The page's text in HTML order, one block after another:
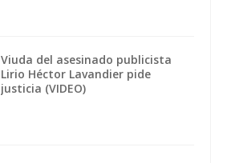
Viuda del asesinado publicista
Lirio Héctor Lavandier pide
justicia (VIDEO)